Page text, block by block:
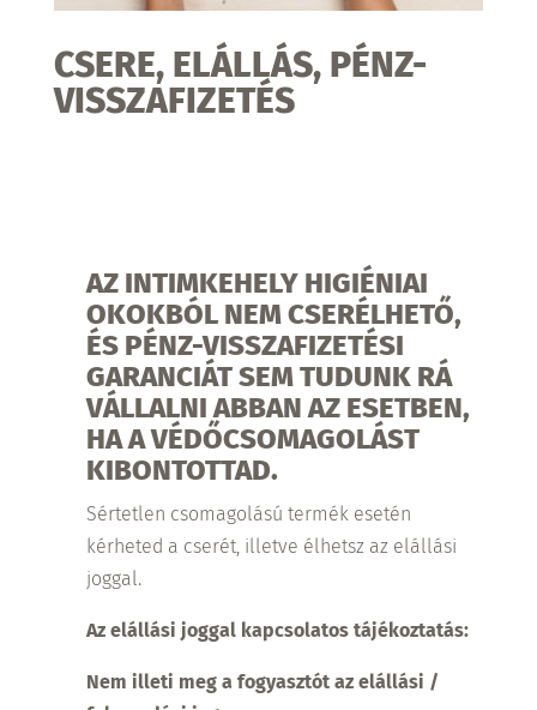
CSERE, ELÁLLÁS, PÉNZ-
VISSZAFIZETÉS
AZ INTIMKEHELY HIGIÉNIAI
OKOKBÓL NEM CSERÉLHETŐ,
ÉS PÉNZ-VISSZAFIZETÉSI
GARANCIÁT SEM TUDUNK RÁ
VÁLLALNI ABBAN AZ ESETBEN,
HA A VÉDŐCSOMAGOLÁST
KIBONTOTTAD.
Sértetlen csomagolású termék esetén
kérheted a cserét, illetve élhetsz az elállási
joggal.
Az elállási joggal kapcsolatos tájékoztatás:
Nem illeti meg a fogyasztót az elállási /